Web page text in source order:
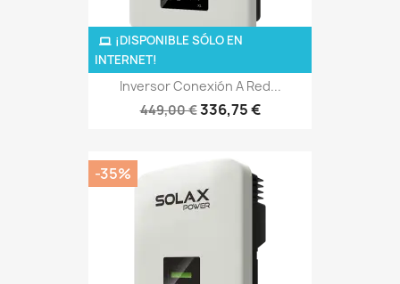
Inversor Conexión A Red...
449,00 €336,75 €
¡DISPONIBLE SÓLO EN
INTERNET!
-35%